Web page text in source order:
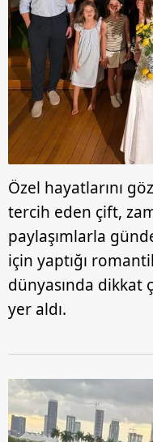
Özel hayatlarını
tercih eden çift,
paylaşımlarla
için yaptığı
dünyasında dikkat
yer aldı.